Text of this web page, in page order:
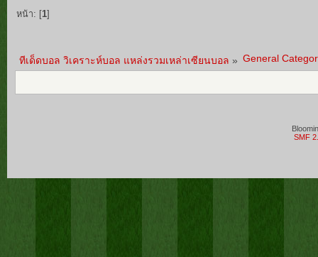
หน้า: [1]
ทีเด็ดบอล วิเคราะห์บอล แหล่งรวมเหล่าเซียนบอล » General
SMF